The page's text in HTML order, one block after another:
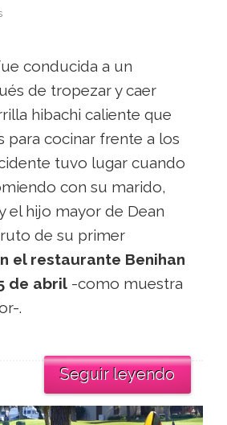
conducida a un
de tropezar y caer
hibachi caliente que
para cocinar frente a los
tuvo lugar cuando
con su marido,
el hijo mayor de Dean
de su primer
el restaurante Benihan
de abril -como muestra
.
Seguir leyendo